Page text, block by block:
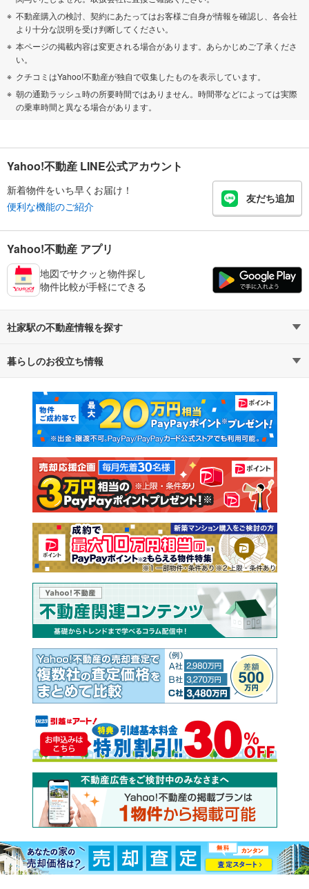
不動産購入の検討、契約にあたってはお客様ご自身が情報を確認し、各会社
より十分な説明を受け判断してください。
本ページの掲載内容は変更される場合があります。あらかじめご了承くださ
い。
クチコミはYahoo!不動産が独自で収集したものを表示しています。
朝の通勤ラッシュ時の所要時間ではありません。時間帯などによっては実際
の乗車時間と異なる場合があります。
Yahoo!不動産 LINE公式アカウント
新着物件をいち早くお届け！
便利な機能のご紹介
友だち追加
Yahoo!不動産 アプリ
地図でサクッと物件探し
物件比較が手軽にできる
社家駅の不動産情報を探す
不動産・住宅
新築マンション 中古マンション
新築一戸建て 中古一戸建て
注文住宅 土地
売却査定
暮らしのお役立ち情報
マンションカタログ 教えて！住まいの先生